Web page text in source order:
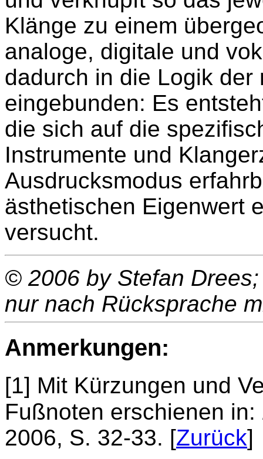
Klänge zu einem
analoge, digitale und
dadurch in die Logik
eingebunden: Es
die sich auf die
Instrumente und
Ausdrucksmodus
ästhetischen Eigenwert
versucht.
© 2006 by Stefan
nur nach Rücksprache
Anmerkungen:
[1] Mit Kürzungen und
Fußnoten erschienen in:
2006, S. 32-33. [Zurück]